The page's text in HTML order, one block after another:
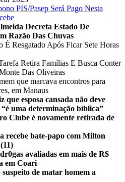
PIS/Pasep Será Pago Nesta
Decreta Estado De
Razão Das Chuvas
Resgatado Após Ficar Sete Horas
Retira Famílias E Busca Conter
Das Oliveiras
que marcava encontros para
em Manaus
que esposa cansada não deve
uma determinação bíblica”
Clube é novamente retirada de
recebe bate-papo com Milton
avaliadas em mais de R$
em Coari
de matar homem a